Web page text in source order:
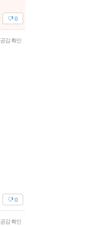
0
공감 확인
0
공감 확인